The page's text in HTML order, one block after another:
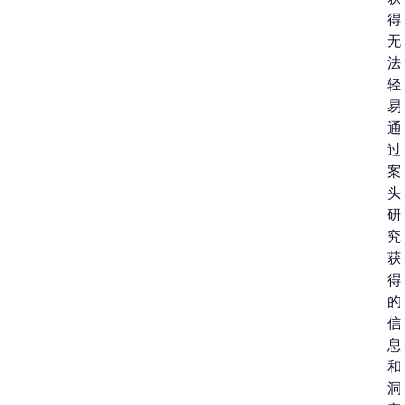
得
无
法
轻
易
通
过
案
头
研
究
获
得
的
信
息
和
洞